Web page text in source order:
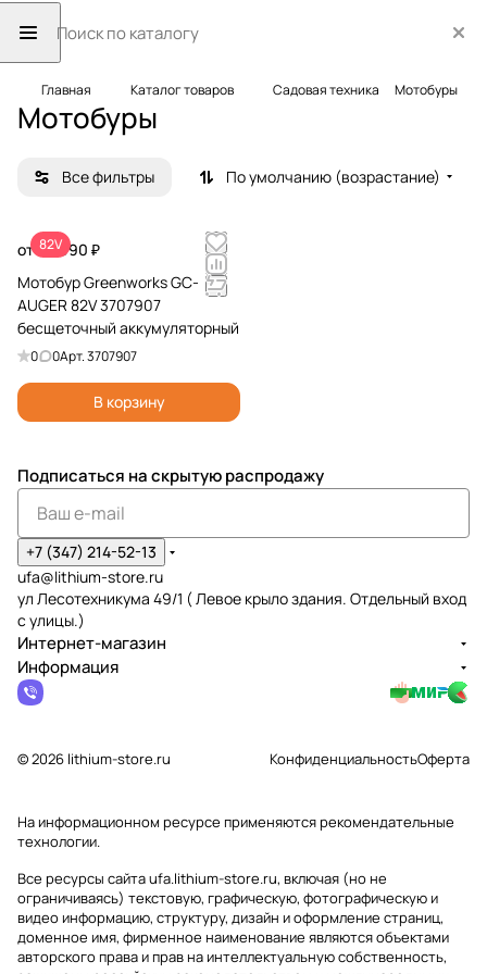
Главная Каталог товаров Садовая техника Мотобуры
Мотобуры
Все фильтры По умолчанию (возрастание)
82V
от 39 990 ₽
Мотобур Greenworks GC-
AUGER 82V 3707907
бесщеточный аккумуляторный
0 0Арт.3707907
В корзину
Подписаться на скрытую распродажу
+7 (347) 214-52-13
ufa@lithium-store.ru
ул Лесотехникума 49/1 ( Левое крыло здания. Отдельный вход
с улицы.)
Интернет-магазин
Информация
© 2026 lithium-store.ru КонфиденциальностьОферта
На информационном ресурсе применяютсярекомендательные
технологии.
Все ресурсы сайта ufa.lithium-store.ru, включая (но не
ограничиваясь) текстовую, графическую, фотографическую и
видео информацию, структуру, дизайн и оформление страниц,
доменное имя, фирменное наименование являются объектами
авторского права и прав на интеллектуальную собственность,